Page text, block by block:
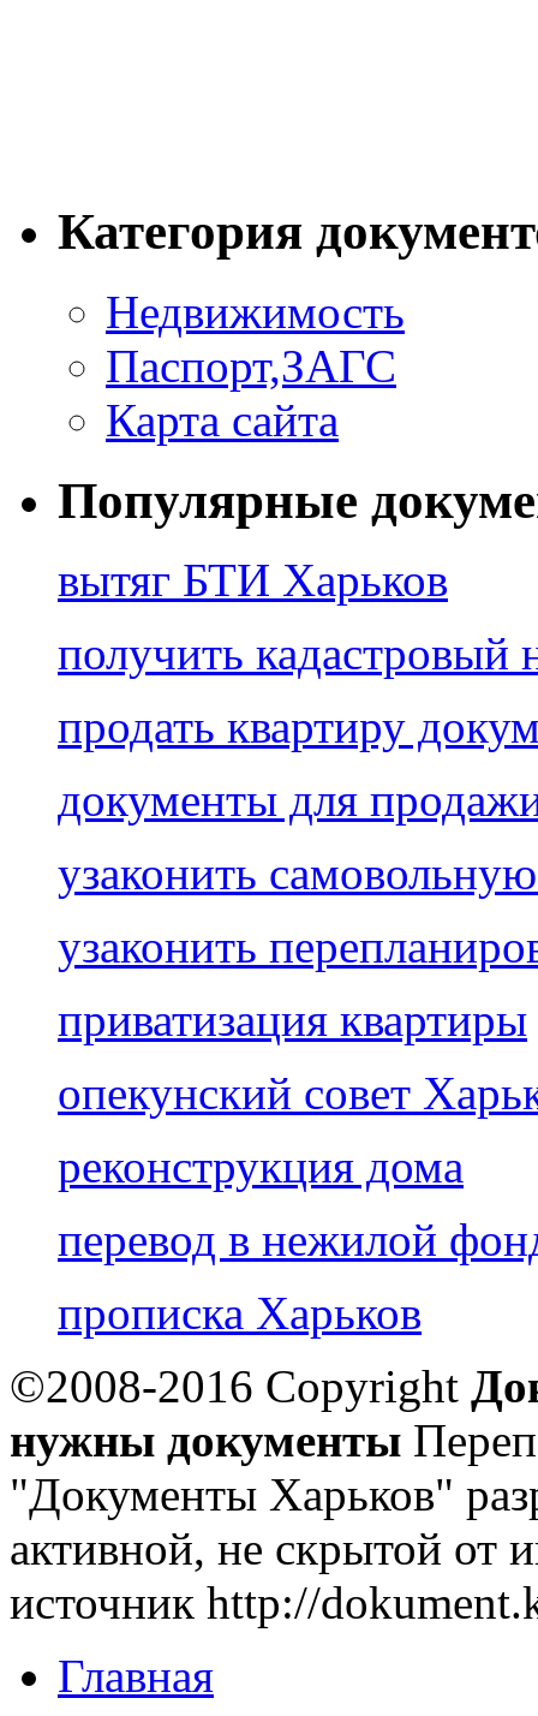
Категория
Недвижимость
Паспорт,ЗАГС
Карта сайта
Популярные
вытяг БТИ Харьков
получить кадастровый
продать квартиру
документы для
узаконить
узаконить
приватизация квартиры
опекунский совет
реконструкция дома
перевод в нежилой
прописка Харьков
©2008-2016 Copyright
нужны документы
"Документы Харьков"
активной, не скрытой от
источник http://
Главная